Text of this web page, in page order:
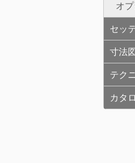
オ
セッ
寸法図
テク
カタ